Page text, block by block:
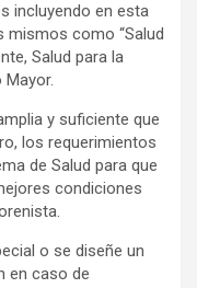
incluyendo en esta
mismos como “Salud
Salud para la
Mayor.
y suficiente que
los requerimientos
de Salud para que
condiciones
o se diseñe un
en caso de